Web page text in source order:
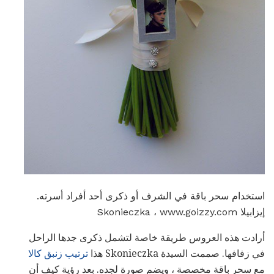
استخدام سحر باقة في الشرف أو ذكرى أحد أفراد أسرته.
إيزابيلا Skonieczka ، www.goizzy.com
أرادت هذه العروس طريقة خاصة لتشمل ذكرى جدها الراحل
في زفافها. صممت السيدة Skonieczka هذا
ترتيب زنبق كالا
مع سحر باقة مخصصة ، ويضم صورة لجده. بعد رؤية كيف أن